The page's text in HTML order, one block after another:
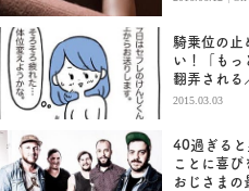
騎乗位の止
い！「もっ
翻弄される
（2）
2015.03.03
40過ぎると
ことに喜
おじさまの